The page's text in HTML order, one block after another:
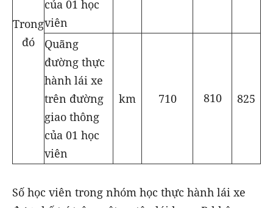
Trong
đó
của 01 học
viên
Quãng
đường thực
hành lái xe
trên đường
giao thông
của 01 học
viên
km 710 810 825
Số học viên trong nhóm học thực hành lái xe